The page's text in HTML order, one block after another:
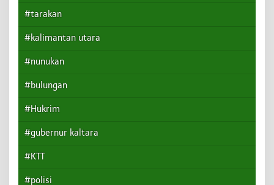
#tarakan
#kalimantan utara
#nunukan
#bulungan
#Hukrim
#gubernur kaltara
#KTT
#polisi